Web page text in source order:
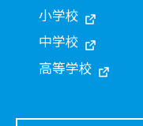
小学校
中学校
高等学校